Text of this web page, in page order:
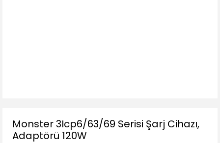
Monster 3Icp6/63/69 Serisi Şarj Cihazı,
Adaptörü 120W